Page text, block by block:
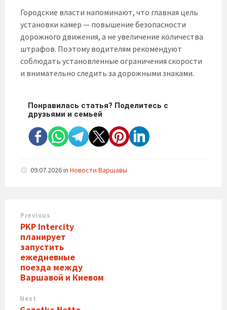
Городские власти напоминают, что главная цель
установки камер — повышение безопасности
дорожного движения, а не увеличение количества
штрафов. Поэтому водителям рекомендуют
соблюдать установленные ограничения скорости
и внимательно следить за дорожными знаками.
Понравилась статья? Поделитесь с
друзьями и семьей
09.07.2026in Новости Варшавы
Previous
PKP Intercity
планирует
запустить
ежедневные
поезда между
Варшавой и Киевом
Next